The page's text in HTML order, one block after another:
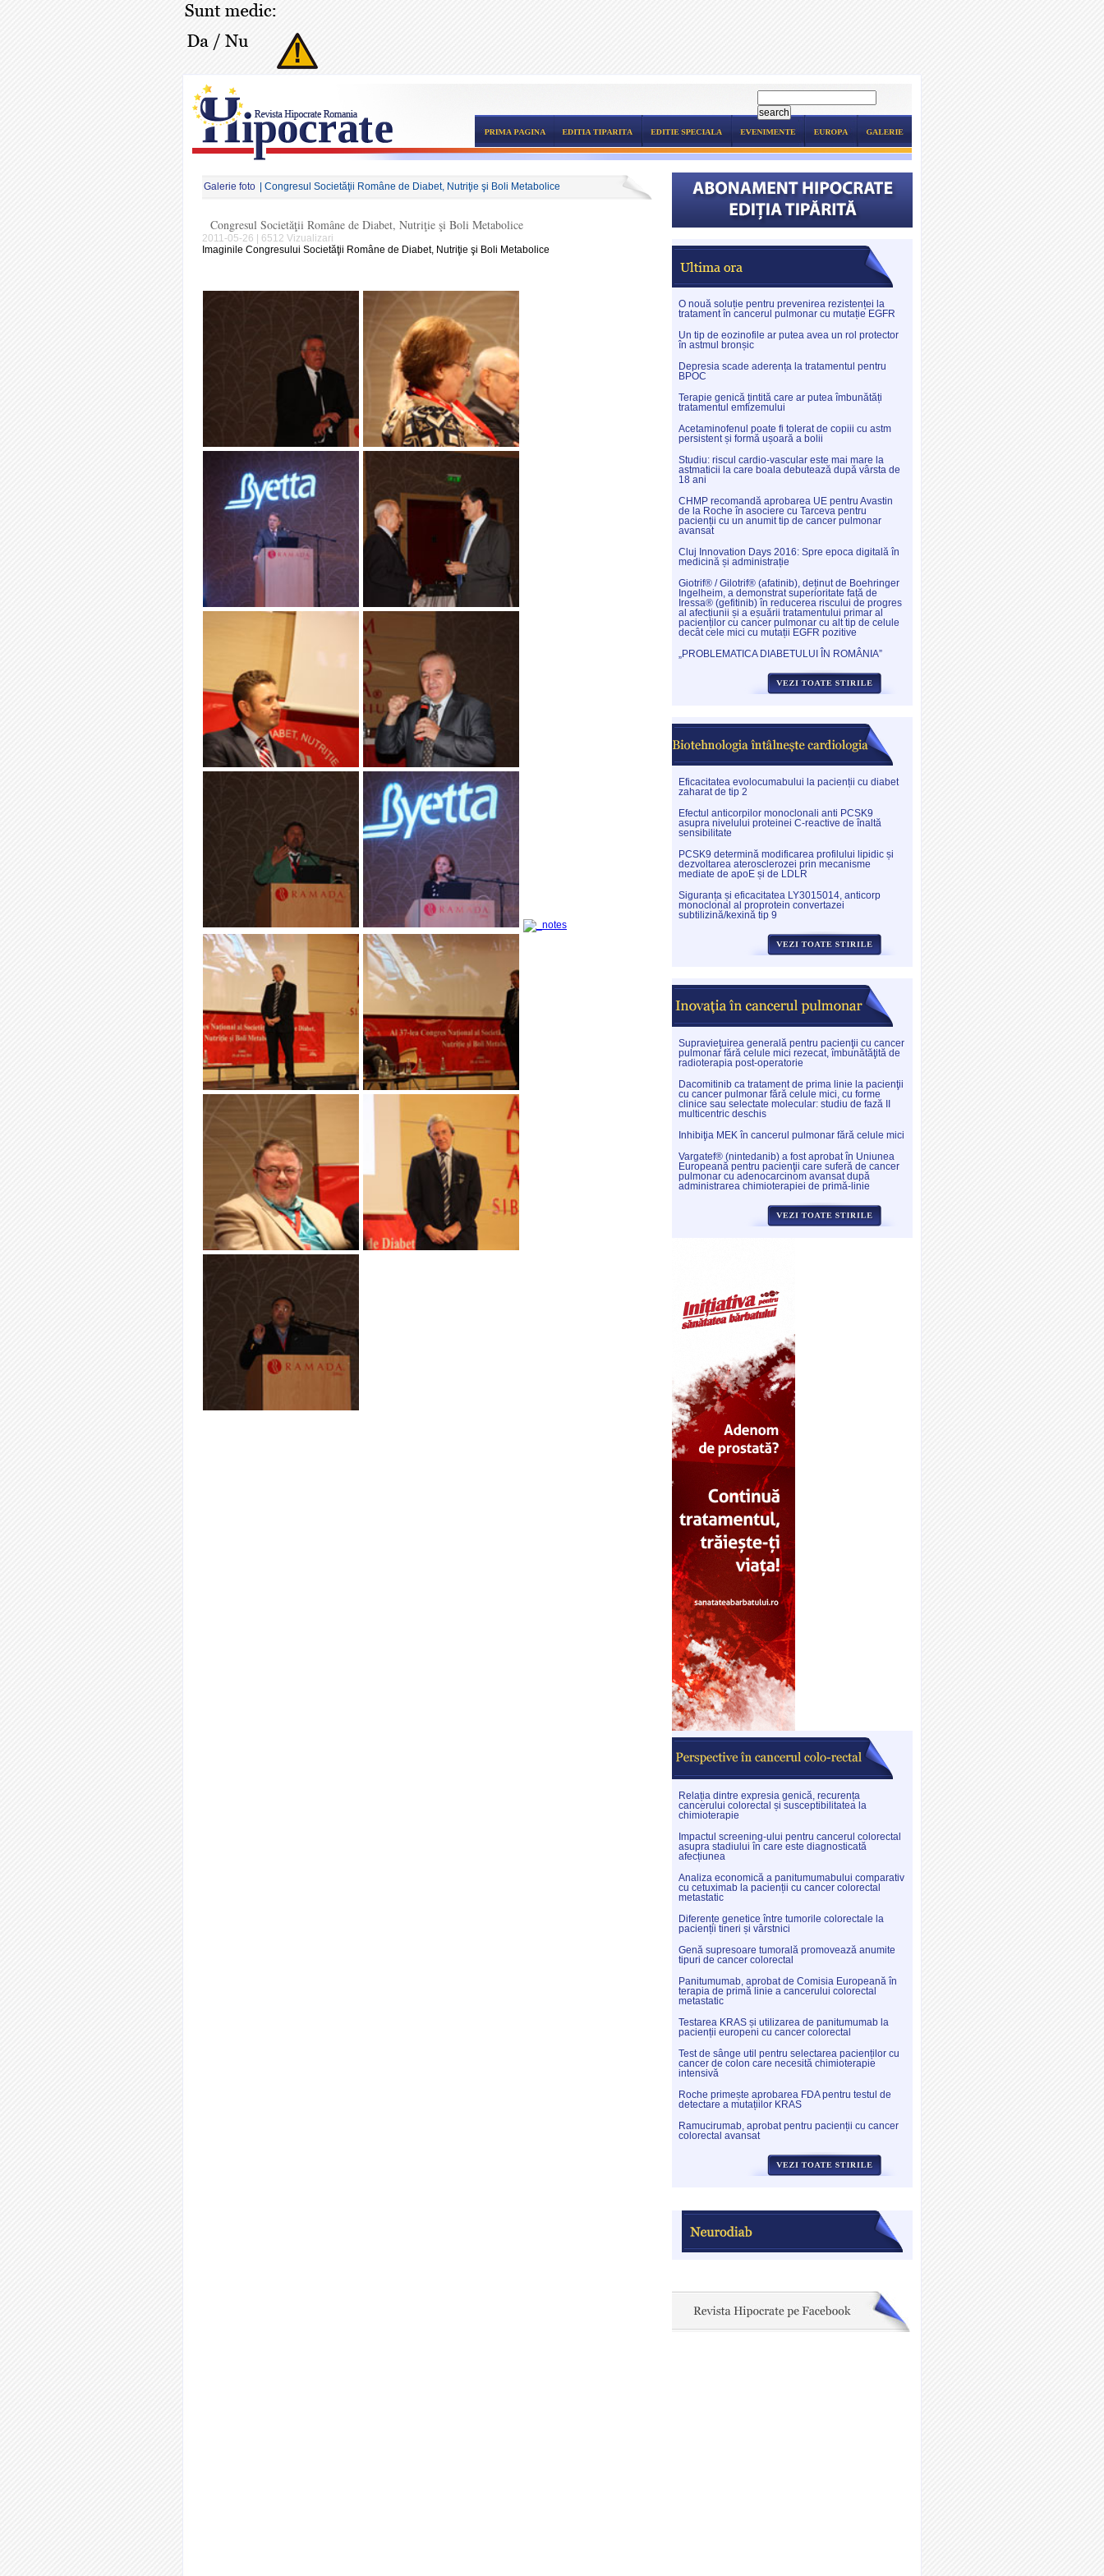
Galerie foto | Congresul Societăţii Române de Diabet, Nutriţie şi Boli Metabolice
Congresul Societăţii Române de Diabet, Nutriţie şi Boli Metabolice
2011-05-26 | 6512 Vizualizari
Imaginile Congresului Societăţii Române de Diabet, Nutriţie şi Boli Metabolice
O nouă soluție pentru prevenirea rezistenței la
tratament în cancerul pulmonar cu mutație EGFR
Un tip de eozinofile ar putea avea un rol protector
în astmul bronșic
Depresia scade aderența la tratamentul pentru
BPOC
Terapie genică țintită care ar putea îmbunătăți
tratamentul emfizemului
Acetaminofenul poate fi tolerat de copiii cu astm
persistent și formă ușoară a bolii
Studiu: riscul cardio-vascular este mai mare la
astmaticii la care boala debutează după vârsta de
18 ani
CHMP recomandă aprobarea UE pentru Avastin
de la Roche în asociere cu Tarceva pentru
pacienții cu un anumit tip de cancer pulmonar
avansat
Cluj Innovation Days 2016: Spre epoca digitală în
medicină și administrație
Giotrif® / Gilotrif® (afatinib), deținut de Boehringer
Ingelheim, a demonstrat superioritate față de
Iressa® (gefitinib) în reducerea riscului de progres
al afecțiunii și a eșuării tratamentului primar al
pacienților cu cancer pulmonar cu alt tip de celule
decât cele mici cu mutații EGFR pozitive
„PROBLEMATICA DIABETULUI ÎN ROMÂNIA”
Eficacitatea evolocumabului la pacienții cu diabet
zaharat de tip 2
Efectul anticorpilor monoclonali anti PCSK9
asupra nivelului proteinei C-reactive de înaltă
sensibilitate
PCSK9 determină modificarea profilului lipidic și
dezvoltarea aterosclerozei prin mecanisme
mediate de apoE și de LDLR
Siguranța și eficacitatea LY3015014, anticorp
monoclonal al proprotein convertazei
subtilizină/kexină tip 9
Supravieţuirea generală pentru pacienţii cu cancer
pulmonar fără celule mici rezecat, îmbunătăţită de
radioterapia post-operatorie
Dacomitinib ca tratament de prima linie la pacienţii
cu cancer pulmonar fără celule mici, cu forme
clinice sau selectate molecular: studiu de fază II
multicentric deschis
Inhibiţia MEK în cancerul pulmonar fără celule mici
Vargatef® (nintedanib) a fost aprobat în Uniunea
Europeană pentru pacienţii care suferă de cancer
pulmonar cu adenocarcinom avansat după
administrarea chimioterapiei de primă-linie
Relația dintre expresia genică, recurența
cancerului colorectal și susceptibilitatea la
chimioterapie
Impactul screening-ului pentru cancerul colorectal
asupra stadiului în care este diagnosticată
afecțiunea
Analiza economică a panitumumabului comparativ
cu cetuximab la pacienții cu cancer colorectal
metastatic
Diferențe genetice între tumorile colorectale la
pacienții tineri și vârstnici
Genă supresoare tumorală promovează anumite
tipuri de cancer colorectal
Panitumumab, aprobat de Comisia Europeană în
terapia de primă linie a cancerului colorectal
metastatic
Testarea KRAS și utilizarea de panitumumab la
pacienții europeni cu cancer colorectal
Test de sânge util pentru selectarea pacienților cu
cancer de colon care necesită chimioterapie
intensivă
Roche primește aprobarea FDA pentru testul de
detectare a mutațiilor KRAS
Ramucirumab, aprobat pentru pacienții cu cancer
colorectal avansat